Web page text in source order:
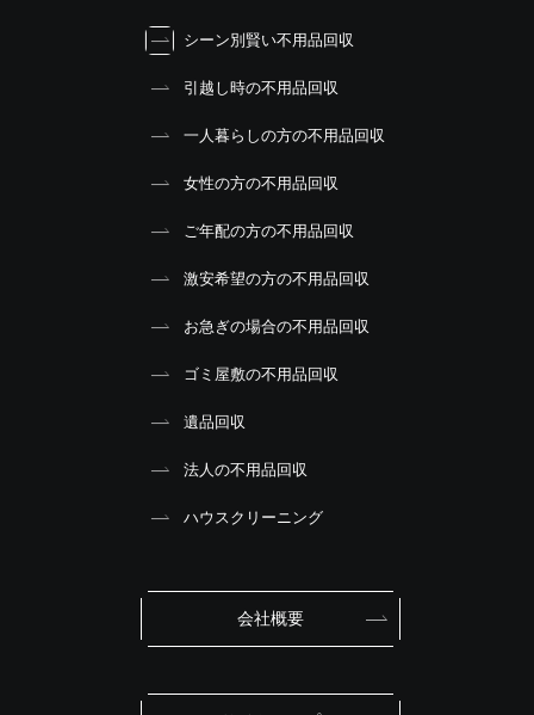
シーン別賢い不用品回収
引越し時の不用品回収
一人暮らしの方の不用品回収
女性の方の不用品回収
ご年配の方の不用品回収
激安希望の方の不用品回収
お急ぎの場合の不用品回収
ゴミ屋敷の不用品回収
遺品回収
法人の不用品回収
ハウスクリーニング
会社概要